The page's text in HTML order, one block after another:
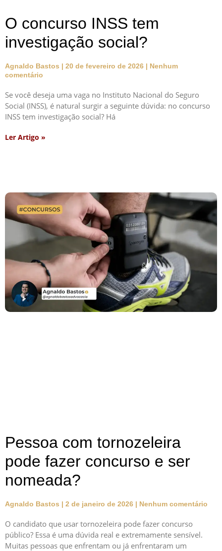
O concurso INSS tem
investigação social?
Agnaldo Bastos 20 de fevereiro de 2026
Nenhum
comentário
Se você deseja uma vaga no Instituto Nacional do Seguro
Social (INSS), é natural surgir a seguinte dúvida: no concurso
INSS tem investigação social? Há
Ler Artigo »
Pessoa com tornozeleira
pode fazer concurso e ser
nomeada?
Agnaldo Bastos 2 de janeiro de 2026 Nenhum comentário
O candidato que usar tornozeleira pode fazer concurso
público? Essa é uma dúvida real e extremamente sensível.
Muitas pessoas que enfrentam ou já enfrentaram um